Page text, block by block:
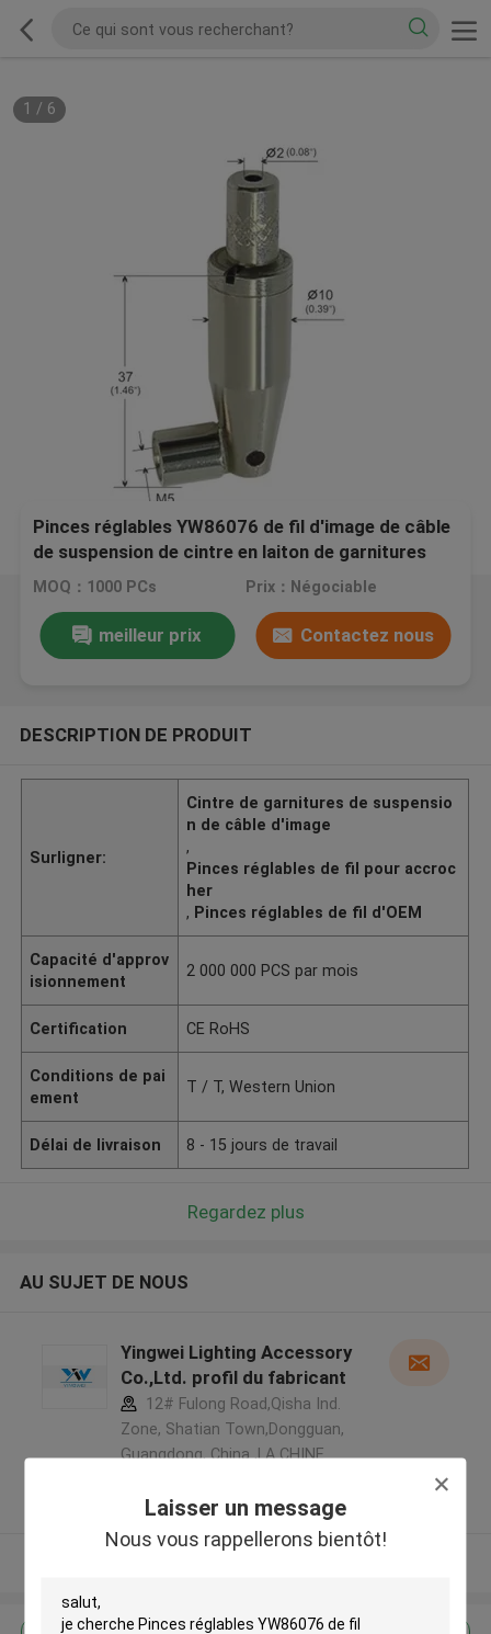
Laisser un message
Nous vous rappellerons bientôt!
1 / 6
Pinces réglables YW86076 de fil d'image de câble
de suspension de cintre en laiton de garnitures
MOQ：1000 PCs Prix：Négociable
meilleur prix Contactez nous
DESCRIPTION DE PRODUIT
Surligner:
Cintre de garnitures de suspensio
n de câble d'image
,
Pinces réglables de fil pour accroc
her
, Pinces réglables de fil d'OEM
Capacité d'approv
isionnement
2 000 000 PCS par mois
Certification CE RoHS
Conditions de pai
ement
T / T, Western Union
Délai de livraison 8 - 15 jours de travail
Regardez plus
AU SUJET DE NOUS
Yingwei Lighting Accessory
Co.,Ltd. profil du fabricant
12# Fulong Road,Qisha Ind.
Zone, Shatian Town,Dongguan,
Guangdong, China ,LA CHINE
Fournisseur vérifié